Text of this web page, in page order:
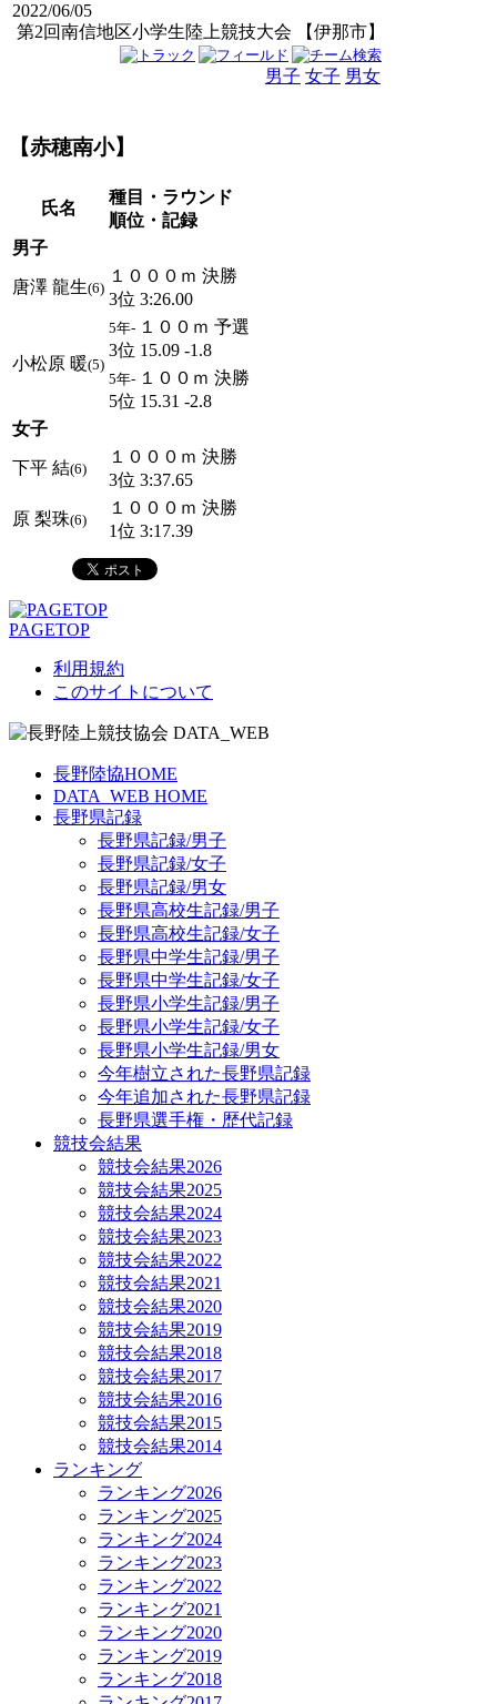
2022/06/05
第2回南信地区小学生陸上競技大会 【伊那市】
男子 女子 男女
【赤穂南小】
氏名
種目・ラウンド
順位・記録
男子
唐澤 龍生(6)
１０００ｍ 決勝
3位 3:26.00
小松原 暖(5)
5年- １００ｍ 予選
3位 15.09 -1.8
5年- １００ｍ 決勝
5位 15.31 -2.8
女子
下平 結(6)
１０００ｍ 決勝
3位 3:37.65
原 梨珠(6)
１０００ｍ 決勝
1位 3:17.39
PAGETOP
利用規約
このサイトについて
長野陸協HOME
DATA_WEB HOME
長野県記録
長野県記録/男子
長野県記録/女子
長野県記録/男女
長野県高校生記録/男子
長野県高校生記録/女子
長野県中学生記録/男子
長野県中学生記録/女子
長野県小学生記録/男子
長野県小学生記録/女子
長野県小学生記録/男女
今年樹立された長野県記録
今年追加された長野県記録
長野県選手権・歴代記録
競技会結果
競技会結果2026
競技会結果2025
競技会結果2024
競技会結果2023
競技会結果2022
競技会結果2021
競技会結果2020
競技会結果2019
競技会結果2018
競技会結果2017
競技会結果2016
競技会結果2015
競技会結果2014
ランキング
ランキング2026
ランキング2025
ランキング2024
ランキング2023
ランキング2022
ランキング2021
ランキング2020
ランキング2019
ランキング2018